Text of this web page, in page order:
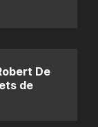
De
de